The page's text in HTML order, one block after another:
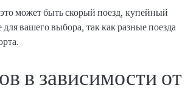
может быть скорый поезд, купейный
вашего выбора, так как разные поезда
в зависимости от